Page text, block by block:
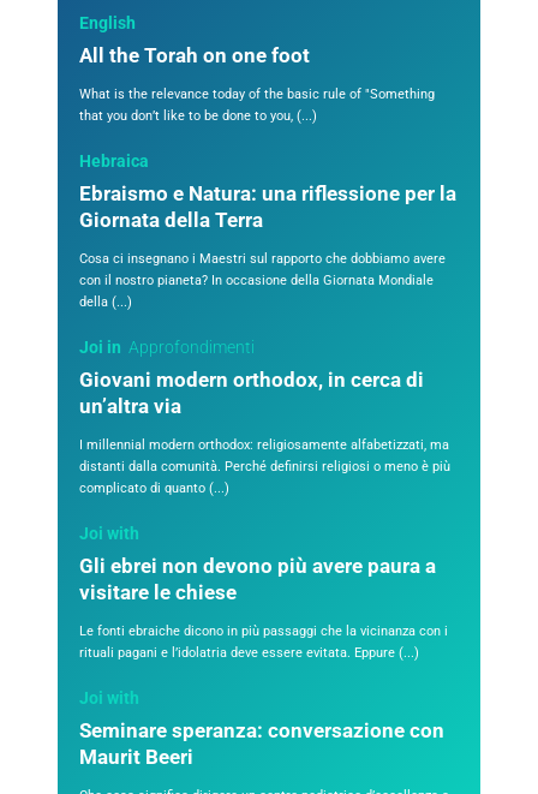
English
All the Torah on one foot
What is the relevance today of the basic rule of "Something
that you don’t like to be done to you, (...)
Hebraica
Ebraismo e Natura: una riflessione per la
Giornata della Terra
Cosa ci insegnano i Maestri sul rapporto che dobbiamo avere
con il nostro pianeta? In occasione della Giornata Mondiale
della (...)
Joi in Approfondimenti
Giovani modern orthodox, in cerca di
un’altra via
I millennial modern orthodox: religiosamente alfabetizzati, ma
distanti dalla comunità. Perché definirsi religiosi o meno è più
complicato di quanto (...)
Joi with
Gli ebrei non devono più avere paura a
visitare le chiese
Le fonti ebraiche dicono in più passaggi che la vicinanza con i
rituali pagani e l’idolatria deve essere evitata. Eppure (...)
Joi with
Seminare speranza: conversazione con
Maurit Beeri